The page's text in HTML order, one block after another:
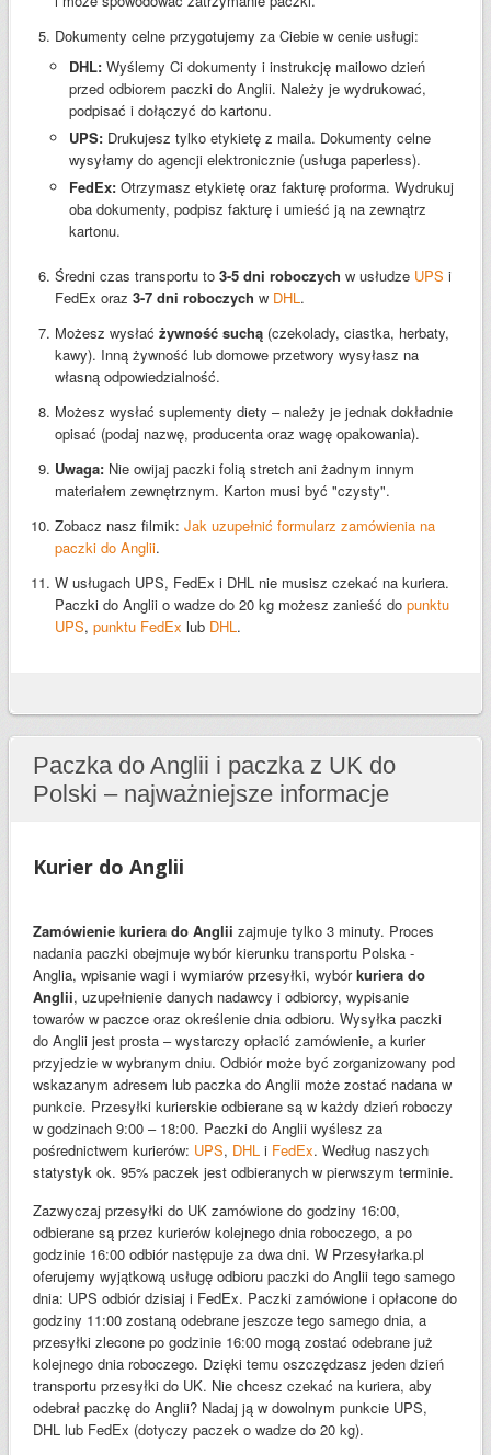
Dokumenty celne przygotujemy za Ciebie w cenie usługi:
DHL: Wyślemy Ci dokumenty i instrukcję mailowo dzień
przed odbiorem paczki do Anglii. Należy je wydrukować,
podpisać i dołączyć do kartonu.
UPS: Drukujesz tylko etykietę z maila. Dokumenty celne
wysyłamy do agencji elektronicznie (usługa paperless).
FedEx: Otrzymasz etykietę oraz fakturę proforma. Wydrukuj
oba dokumenty, podpisz fakturę i umieść ją na zewnątrz
kartonu.
Średni czas transportu to 3-5 dni roboczych w usłudze UPS i
FedEx oraz 3-7 dni roboczych w DHL .
Możesz wysłać żywność suchą (czekolady, ciastka, herbaty,
kawy). Inną żywność lub domowe przetwory wysyłasz na
własną odpowiedzialność.
Możesz wysłać suplementy diety – należy je jednak dokładnie
opisać (podaj nazwę, producenta oraz wagę opakowania).
Uwaga: Nie owijaj paczki folią stretch ani żadnym innym
materiałem zewnętrznym. Karton musi być "czysty".
Zobacz nasz filmik: Jak uzupełnić formularz zamówienia na
paczki do Anglii.
W usługach UPS, FedEx i DHL nie musisz czekać na kuriera.
Paczki do Anglii o wadze do 20 kg możesz zanieść do punktu
UPS, punktu FedEx lub DHL .
Paczka do Anglii i paczka z UK do
Polski – najważniejsze informacje
Kurier do Anglii
Zamówienie kuriera do Anglii zajmuje tylko 3 minuty. Proces
nadania paczki obejmuje wybór kierunku transportu Polska -
Anglia, wpisanie wagi i wymiarów przesyłki, wybórkuriera do
Anglii, uzupełnienie danych nadawcy i odbiorcy, wypisanie
towarów w paczce oraz określenie dnia odbioru. Wysyłka paczki
do Anglii jest prosta – wystarczy opłacić zamówienie, a kurier
przyjedzie w wybranym dniu. Odbiór może być zorganizowany pod
wskazanym adresem lub paczka do Anglii może zostać nadana w
punkcie. Przesyłki kurierskie odbierane są w każdy dzień roboczy
w godzinach 9:00 – 18:00. Paczki do Anglii wyślesz za
pośrednictwem kurierów: UPS, DHL i FedEx. Według naszych
statystyk ok. 95% paczek jest odbieranych w pierwszym terminie.
Zazwyczaj przesyłki do UK zamówione do godziny 16:00,
odbierane są przez kurierów kolejnego dnia roboczego, a po
godzinie 16:00 odbiór następuje za dwa dni. W Przesyłarka.pl
oferujemy wyjątkową usługę odbioru paczki do Anglii tego samego
dnia: UPS odbiór dzisiaj i FedEx. Paczki zamówione i opłacone do
godziny 11:00 zostaną odebrane jeszcze tego samego dnia, a
przesyłki zlecone po godzinie 16:00 mogą zostać odebrane już
kolejnego dnia roboczego. Dzięki temu oszczędzasz jeden dzień
transportu przesyłki do UK. Nie chcesz czekać na kuriera, aby
odebrał paczkę do Anglii? Nadaj ją w dowolnym punkcie UPS,
DHL lub FedEx (dotyczy paczek o wadze do 20 kg).